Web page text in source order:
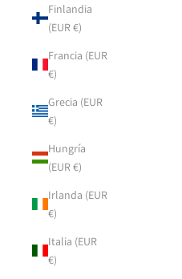
Finlandia
(EUR €)
Francia (EUR
€)
Grecia (EUR
€)
Hungría
(EUR €)
Irlanda (EUR
€)
Italia (EUR
€)